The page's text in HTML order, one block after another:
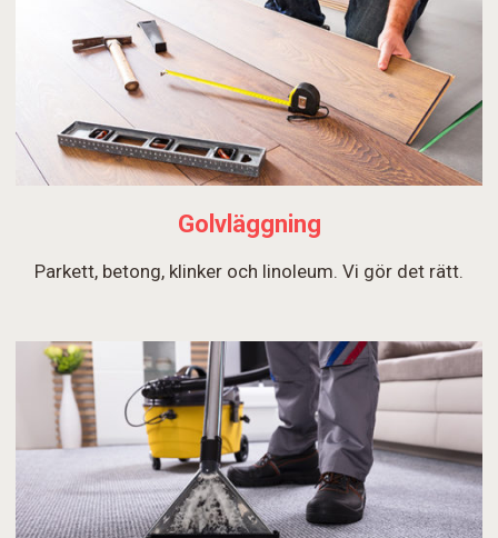
Golvläggning
Parkett, betong, klinker och linoleum. Vi gör det rätt.